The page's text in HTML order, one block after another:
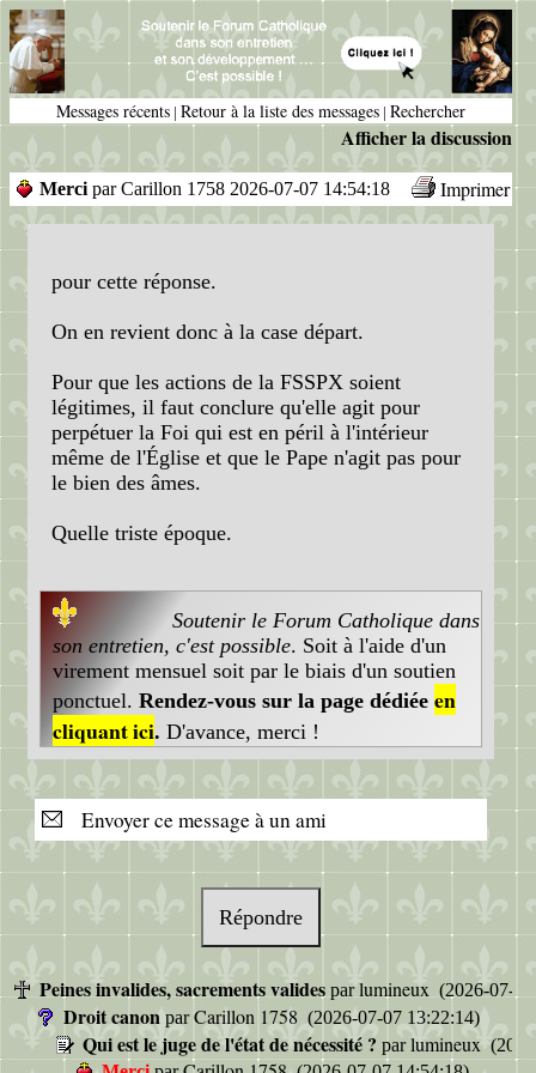
Messages récents | Retour à la liste des messages | Rechercher
Afficher la discussion
Merci par Carillon 1758 2026-07-07 14:54:18 Imprimer
pour cette réponse.
On en revient donc à la case départ.
Pour que les actions de la FSSPX soient
légitimes, il faut conclure qu'elle agit pour
perpétuer la Foi qui est en péril à l'intérieur
même de l'Église et que le Pape n'agit pas pour
le bien des âmes.
Quelle triste époque.
Soutenir le Forum Catholique dans
son entretien, c'est possible. Soit à l'aide d'un
virement mensuel soit par le biais d'un soutien
ponctuel. Rendez-vous sur la page dédiée en
cliquant ici. D'avance, merci !
Envoyer ce message à un ami
Répondre
Peines invalides, sacrements valides parlumineux (2026-07-
Droit canon parCarillon 1758 (2026-07-07 13:22:14)
Qui est le juge de l'état de nécessité ? parlumineux